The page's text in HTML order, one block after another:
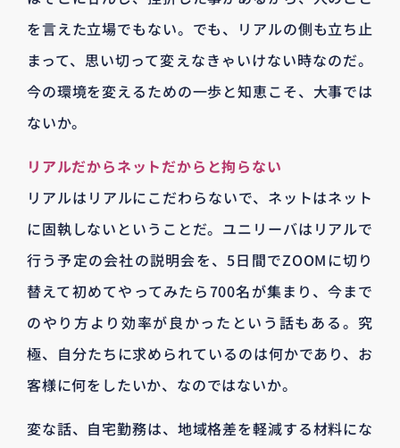
を言えた立場でもない。でも、リアルの側も立ち止
まって、思い切って変えなきゃいけない時なのだ。
今の環境を変えるための一歩と知恵こそ、大事では
ないか。
リアルだからネットだからと拘らない
リアルはリアルにこだわらないで、ネットはネット
に固執しないということだ。ユニリーバはリアルで
行う予定の会社の説明会を、5日間でZOOMに切り
替えて初めてやってみたら700名が集まり、今まで
のやり方より効率が良かったという話もある。究
極、自分たちに求められているのは何かであり、お
客様に何をしたいか、なのではないか。
変な話、自宅勤務は、地域格差を軽減する材料にな